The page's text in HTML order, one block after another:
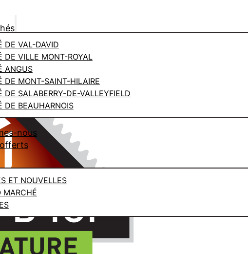
DE VAL-DAVID
DE VILLE MONT-ROYAL
ANGUS
DE MONT-SAINT-HILAIRE
DE SALABERRY-DE-VALLEYFIELD
DE BEAUHARNOIS
nous
ET NOUVELLES
MARCHÉ